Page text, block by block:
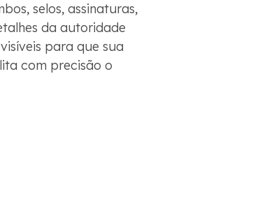
selos, assinaturas,
da autoridade
para que sua
com precisão o